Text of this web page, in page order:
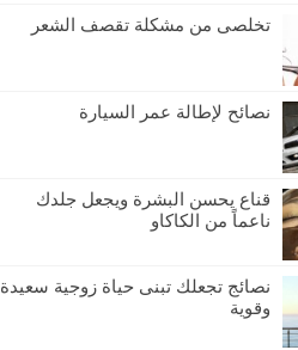
تخلصى من مشكلة تقصف الشعر
نصائح لإطالة عمر السيارة
قناع يحسن البشرة ويجعل جلدك
ناعماً من الكاكاو
نصائج تجعلك تبنى حياة زوجية سعيدة
وقوية